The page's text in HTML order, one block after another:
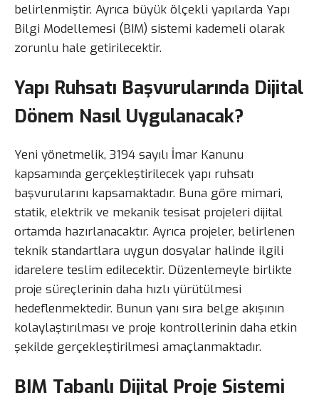
belirlenmiştir. Ayrıca büyük ölçekli yapılarda Yapı
Bilgi Modellemesi (BIM) sistemi kademeli olarak
zorunlu hale getirilecektir.
Yapı Ruhsatı Başvurularında Dijital
Dönem Nasıl Uygulanacak?
Yeni yönetmelik, 3194 sayılı İmar Kanunu
kapsamında gerçekleştirilecek yapı ruhsatı
başvurularını kapsamaktadır. Buna göre mimari,
statik, elektrik ve mekanik tesisat projeleri dijital
ortamda hazırlanacaktır. Ayrıca projeler, belirlenen
teknik standartlara uygun dosyalar halinde ilgili
idarelere teslim edilecektir. Düzenlemeyle birlikte
proje süreçlerinin daha hızlı yürütülmesi
hedeflenmektedir. Bunun yanı sıra belge akışının
kolaylaştırılması ve proje kontrollerinin daha etkin
şekilde gerçekleştirilmesi amaçlanmaktadır.
BIM Tabanlı Dijital Proje Sistemi